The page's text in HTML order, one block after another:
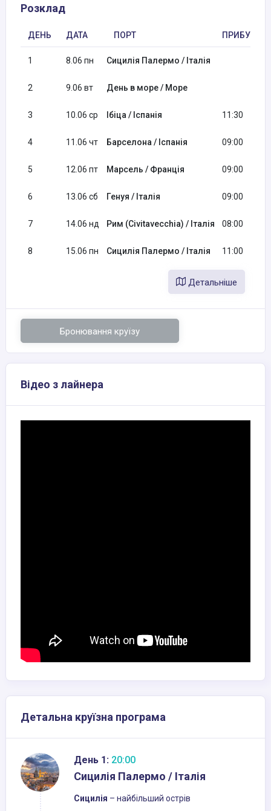
Розклад
ДЕНЬ ДАТА ПОРТ ПРИБУТТЯ
1 8.06 пн Сицилія Палермо / Італія
2 9.06 вт День в море / Море
3 10.06 ср Ібіца / Іспанія 11:30
4 11.06 чт Барселона / Іспанія 09:00
5 12.06 пт Марсель / Франція 09:00
6 13.06 сб Генуя / Італія 09:00
7 14.06 нд Рим (Civitavecchia) / Італія 08:00
8 15.06 пн Сицилія Палермо / Італія 11:00
Детальніше
Бронювання круїзу
Відео з лайнера
Детальна круїзна програма
День 1: 20:00
Сицилія Палермо / Італія
Сицилія – найбільший острів